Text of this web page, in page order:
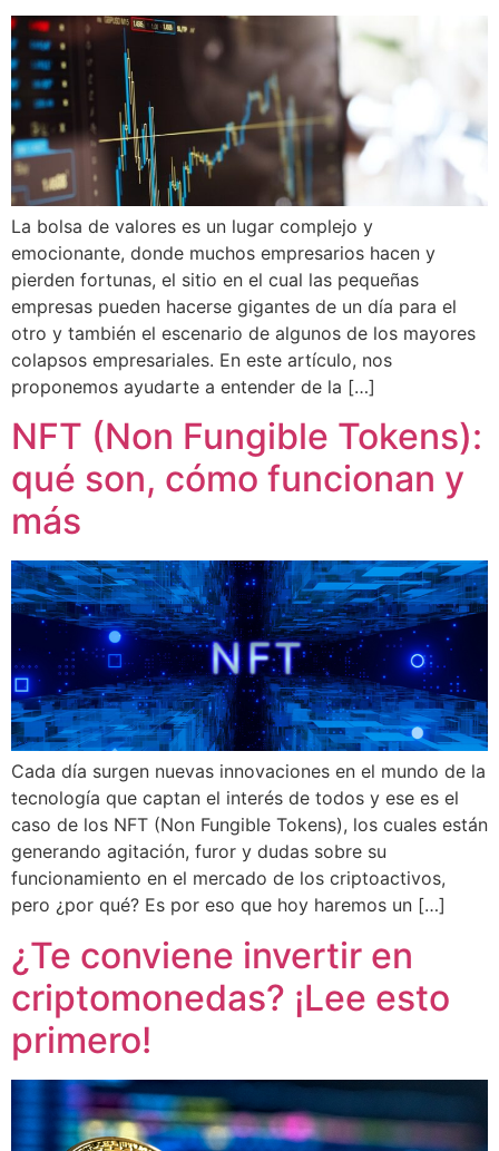
La bolsa de valores es un lugar complejo y
emocionante, donde muchos empresarios hacen y
pierden fortunas, el sitio en el cual las pequeñas
empresas pueden hacerse gigantes de un día para el
otro y también el escenario de algunos de los mayores
colapsos empresariales. En este artículo, nos
proponemos ayudarte a entender de la […]
NFT (Non Fungible Tokens):
qué son, cómo funcionan y
más
Cada día surgen nuevas innovaciones en el mundo de la
tecnología que captan el interés de todos y ese es el
caso de los NFT (Non Fungible Tokens), los cuales están
generando agitación, furor y dudas sobre su
funcionamiento en el mercado de los criptoactivos,
pero ¿por qué? Es por eso que hoy haremos un […]
¿Te conviene invertir en
criptomonedas? ¡Lee esto
primero!